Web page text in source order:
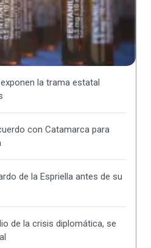
la trama estatal
con Catamarca para
de la Espriella antes de su
de la crisis diplomática, se